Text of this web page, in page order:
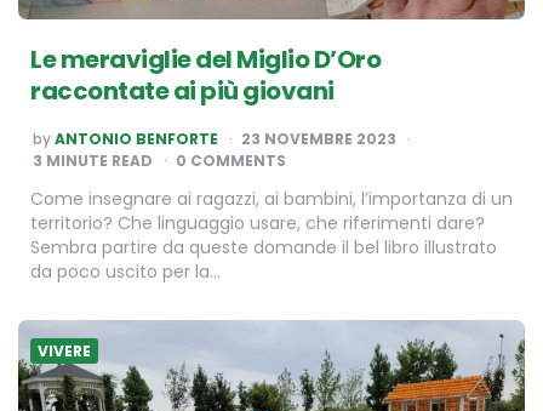
Le meraviglie del Miglio D’Oro
raccontate ai più giovani
POSTED
BY
byANTONIO BENFORTE
23 NOVEMBRE 2023
3 MINUTE READ 0 COMMENTS
Come insegnare ai ragazzi, ai bambini, l’importanza di un
territorio? Che linguaggio usare, che riferimenti dare?
Sembra partire da queste domande il bel libro illustrato
da poco uscito per la…
VIVERE